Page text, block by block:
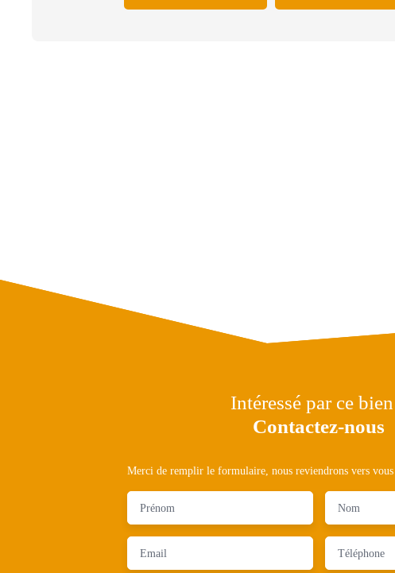
Intéressé par ce
Contactez-nous
Merci de remplir le formulaire, nous reviendrons vers vous
Prénom Nom
Email Téléphone